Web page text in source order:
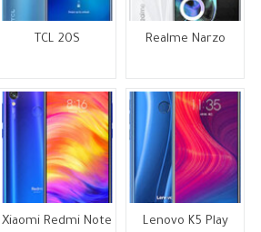
TCL 20S Realme Narzo
Xiaomi Redmi Note
Lenovo K5 Play